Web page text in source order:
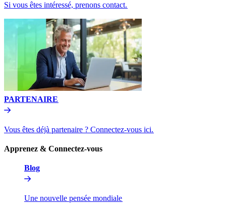
Si vous êtes intéressé, prenons contact.​​
PARTENAIRE​​
Vous êtes déjà partenaire ? Connectez-vous ici.​​
Apprenez & Connectez-vous​​
Blog​​
Une nouvelle pensée mondiale​​